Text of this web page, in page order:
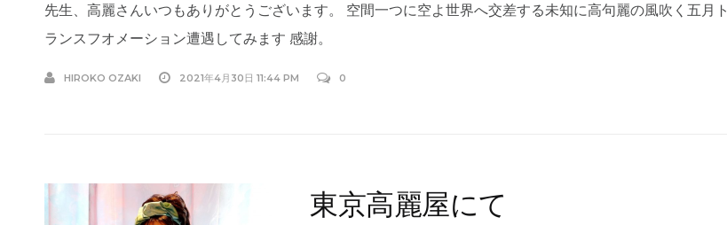
先生、高麗さんいつもありがとうございます。 空間一つに空よ世界へ交差する未知に高句麗の風吹く五月ト
ランスフオメーション遭遇してみます 感謝。
HIROKO OZAKI 2021年4月30日 11:44 PM 0
東京高麗屋にて